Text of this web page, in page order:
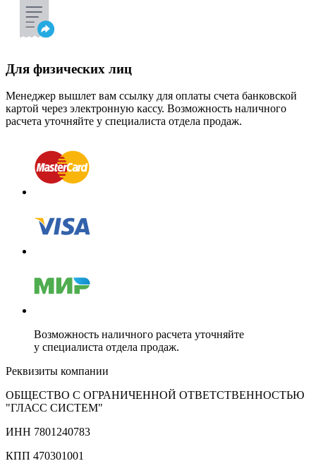
Для физических лиц
Менеджер вышлет вам ссылку для оплаты счета банковской
картой через электронную кассу. Возможность наличного
расчета уточняйте у специалиста отдела продаж.
Возможность наличного расчета уточняйте
у специалиста отдела продаж.
Реквизиты компании
ОБЩЕСТВО С ОГРАНИЧЕННОЙ ОТВЕТСТВЕННОСТЬЮ
"ГЛАСС СИСТЕМ"
ИНН 7801240783
КПП 470301001